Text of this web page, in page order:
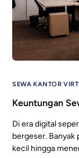
SEWA KANTOR
Keuntungan
Di era digital
bergeser. Banyak
kecil hingga